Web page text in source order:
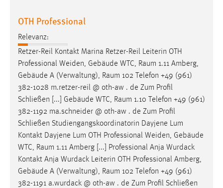
OTH Professional
Relevanz:
Retzer-Reil Kontakt Marina Retzer-Reil Leiterin OTH
Professional Weiden, Gebäude WTC, Raum 1.11 Amberg,
Gebäude A (Verwaltung), Raum 102 Telefon +49 (961)
382-1028 m.retzer-reil @ oth-aw . de Zum Profil
Schließen [...] Gebäude WTC, Raum 1.10 Telefon +49 (961)
382-1192 ma.schneider @ oth-aw . de Zum Profil
Schließen Studiengangskoordinatorin Dayjene Lum
Kontakt Dayjene Lum OTH Professional Weiden, Gebäude
WTC, Raum 1.11 Amberg [...] Professional Anja Wurdack
Kontakt Anja Wurdack Leiterin OTH Professional Amberg,
Gebäude A (Verwaltung), Raum 102 Telefon +49 (961)
382-1191 a.wurdack @ oth-aw . de Zum Profil Schließen
Um Inhalte von Videoplattformen und Social Media
externen Medien Cookies gesetzt.
YouTube
Vimeo